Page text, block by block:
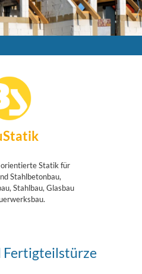
Statik für
Stahlbetonbau,
Stahlbau, Glasbau
Fertigteilstürze